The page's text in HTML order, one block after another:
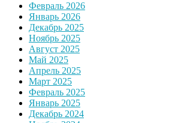
Февраль 2026
Январь 2026
Декабрь 2025
Ноябрь 2025
Август 2025
Май 2025
Апрель 2025
Март 2025
Февраль 2025
Январь 2025
Декабрь 2024